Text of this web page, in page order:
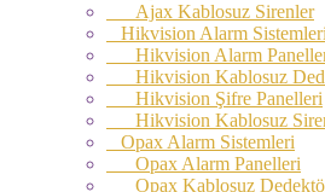
Ajax Kablosuz Sirenler
Hikvision Alarm Sistemleri
Hikvision Alarm
Hikvision Kablosuz
Hikvision Şifre Panelleri
Hikvision Kablosuz
Opax Alarm Sistemleri
Opax Alarm Panelleri
Opax Kablosuz